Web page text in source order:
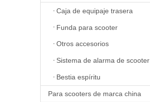
Caja de equipaje trasera
Funda para scooter
Otros accesorios
Sistema de alarma de scooter
Bestia espíritu
Para scooters de marca china